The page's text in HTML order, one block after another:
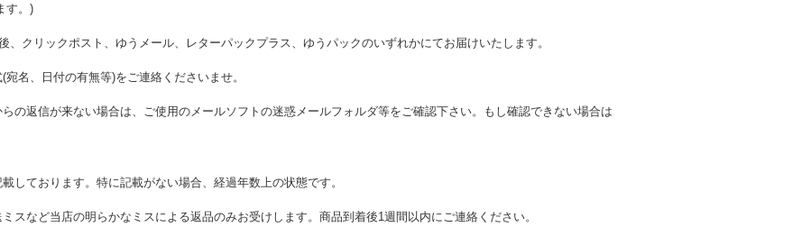
す。)
、クリックポスト、ゆうメール、レターパックプラス、ゆうパックのいずれかにてお届けいたします。
名、日付の有無等)をご連絡くださいませ。
の返信が来ない場合は、ご使用のメールソフトの迷惑メールフォルダ等をご確認下さい。もし確認できない場合は
しております。特に記載がない場合、経過年数上の状態です。
スなど当店の明らかなミスによる返品のみお受けします。商品到着後1週間以内にご連絡ください。